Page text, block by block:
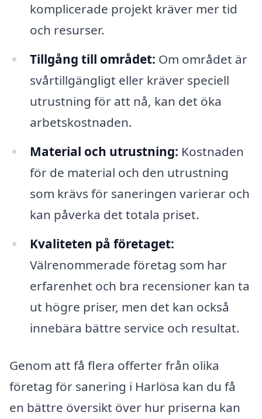
komplicerade projekt kräver mer tid
och resurser.
Tillgång till området: Om området är
svårtillgängligt eller kräver speciell
utrustning för att nå, kan det öka
arbetskostnaden.
Material och utrustning: Kostnaden
för de material och den utrustning
som krävs för saneringen varierar och
kan påverka det totala priset.
Kvaliteten på företaget:
Välrenommerade företag som har
erfarenhet och bra recensioner kan ta
ut högre priser, men det kan också
innebära bättre service och resultat.
Genom att få flera offerter från olika
företag för sanering i Harlösa kan du få
en bättre översikt över hur priserna kan